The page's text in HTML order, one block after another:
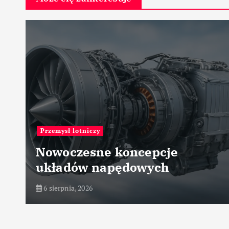
Przemysł maszynowy
Nowe generacje łożysk
tocznych i ślizgowych
6 sierpnia, 2026